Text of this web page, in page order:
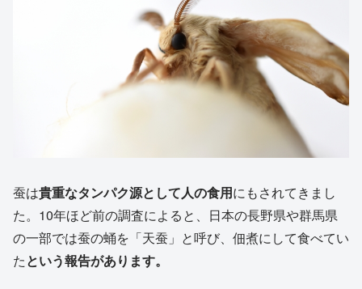
蚕は貴重なタンパク源として人の食用にもされてきまし
た。10年ほど前の調査によると、日本の長野県や群馬県
の一部では蚕の蛹を「天蚕」と呼び、佃煮にして食べてい
たという報告があります。